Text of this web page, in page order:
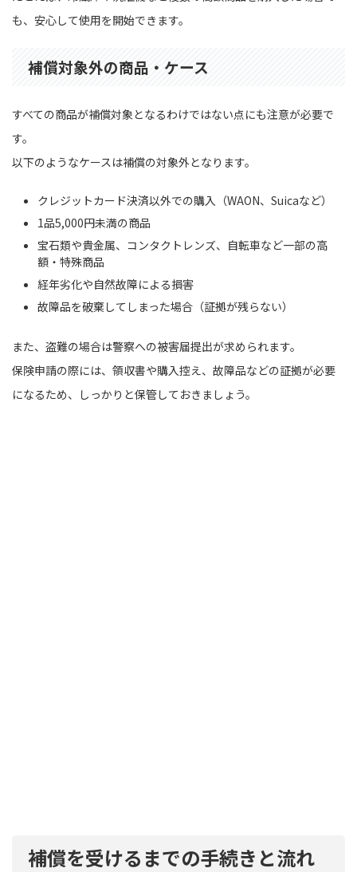
も、安心して使用を開始できます。
補償対象外の商品・ケース
すべての商品が補償対象となるわけではない点にも注意が必要で
す。
以下のようなケースは補償の対象外となります。
クレジットカード決済以外での購入（WAON、Suicaなど）
1品5,000円未満の商品
宝石類や貴金属、コンタクトレンズ、自転車など一部の高
額・特殊商品
経年劣化や自然故障による損害
故障品を破棄してしまった場合（証拠が残らない）
また、盗難の場合は警察への被害届提出が求められます。
保険申請の際には、領収書や購入控え、故障品などの証拠が必要
になるため、しっかりと保管しておきましょう。
補償を受けるまでの手続きと流れ